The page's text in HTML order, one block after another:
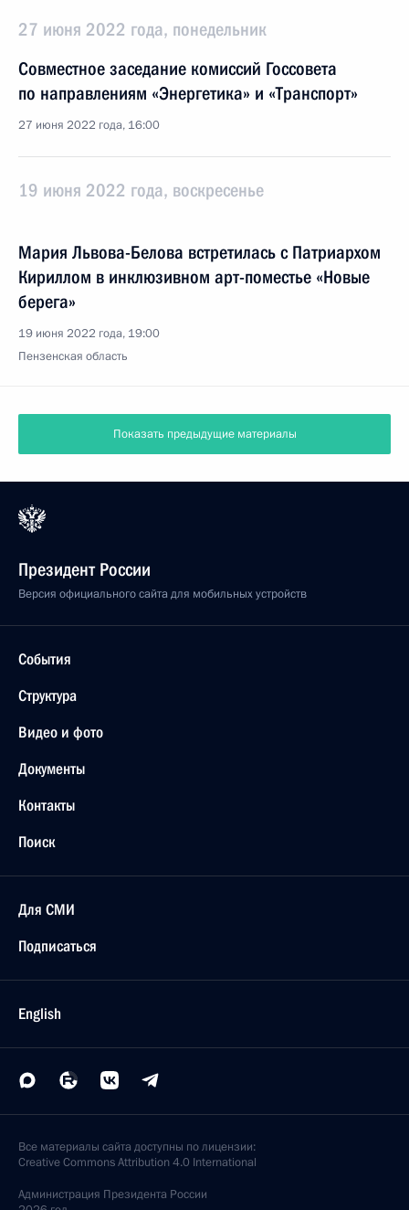
27 июня 2022 года, понедельник
Cовместное заседание комиссий Госcовета
по направлениям «Энергетика» и «Транспорт»
27 июня 2022 года, 16:00
19 июня 2022 года, воскресенье
Мария Львова-Белова встретилась с Патриархом
Кириллом в инклюзивном арт-поместье «Новые
берега»
19 июня 2022 года, 19:00
Пензенская область
Показать предыдущие материалы
Президент России
Версия официального сайта для мобильных устройств
События
Структура
Видео и фото
Документы
Контакты
Поиск
Для СМИ
Подписаться
English
Все материалы сайта доступны по лицензии:
Creative Commons Attribution 4.0 International
Администрация Президента России